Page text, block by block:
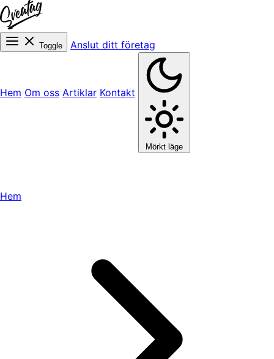
Toggle Anslut ditt företag
Hem Om oss Artiklar Kontakt
Mörkt läge
Hem